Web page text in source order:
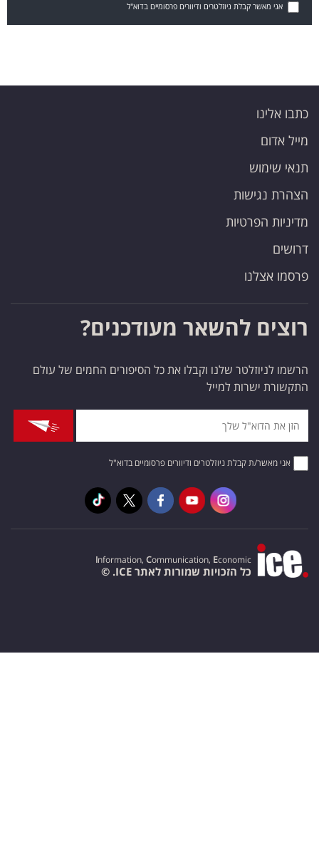
אני מאשר קבלת ניוזלטרים ודיוורים פרסומיים בדוא"ל
כתבו אלינו
מייל אדום
תנאי שימוש
הצהרת נגישות
מדיניות הפרטיות
דרושים
פרסמו אצלנו
רוצים להשאר מעודכנים?
הרשמו לניוזלטר שלנו וקבלו את כל הסיפורים החמים של עולם
התקשורת ישרות למייל
אני מאשר/ת קבלת ניוזלטרים ודיוורים פרסומיים בדוא"ל
Information, Communication, Economic
כל הזכויות שמורות לאתר ICE. ©